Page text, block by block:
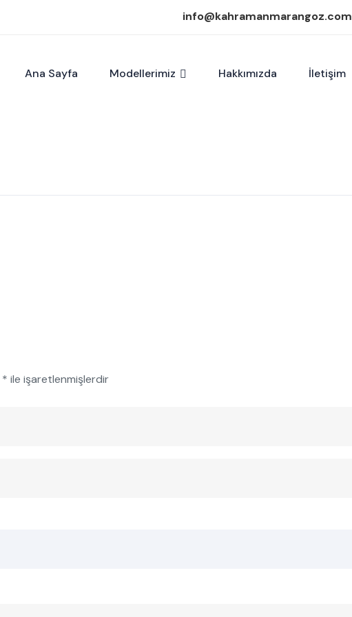
info@kahramanmarangoz.com
Ana Sayfa Modellerimiz Hakkımızda İletişim
* ile işaretlenmişlerdir